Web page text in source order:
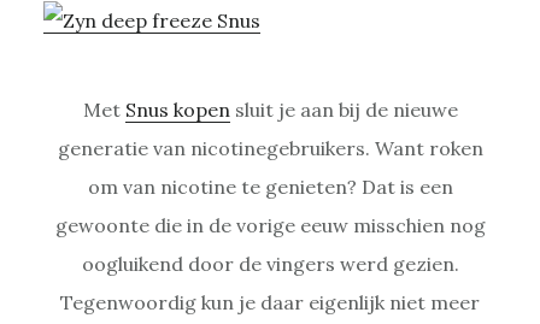
Met Snus kopensluit je aan bij de nieuwe
generatie van nicotinegebruikers. Want roken
om van nicotine te genieten? Dat is een
gewoonte die in de vorige eeuw misschien nog
oogluikend door de vingers werd gezien.
Tegenwoordig kun je daar eigenlijk niet meer